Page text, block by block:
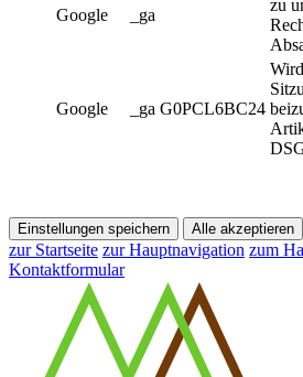
Google _ga
zu
Google _ga G0PCL6BC24
Einstellungen speichern Alle akzeptieren
zur Startseite zur Hauptnavigation zum
Kontaktformular